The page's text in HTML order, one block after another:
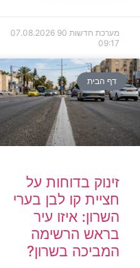
מערכת חדשות 90
07.08.2026
09:17
דף הבית
זינוק בדוחות על
חציית קו לבן בערי
השרון: איזו עיר
בראש הרשימה
המביכה בשרון?